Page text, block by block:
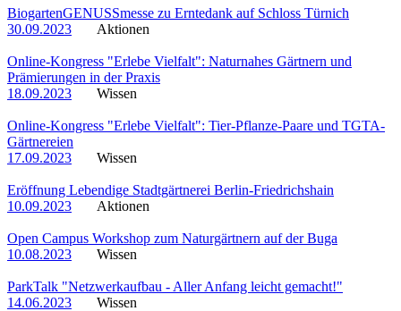
BiogartenGENUSSmesse zu Erntedank auf Schloss Türnich
30.09.2023
Aktionen
Online-Kongress "Erlebe Vielfalt": Naturnahes Gärtnern und
Prämierungen in der Praxis
18.09.2023
Wissen
Online-Kongress "Erlebe Vielfalt": Tier-Pflanze-Paare und TGTA-
Gärtnereien
17.09.2023
Wissen
Eröffnung Lebendige Stadtgärtnerei Berlin-Friedrichshain
10.09.2023
Aktionen
Open Campus Workshop zum Naturgärtnern auf der Buga
10.08.2023
Wissen
ParkTalk "Netzwerkaufbau - Aller Anfang leicht gemacht!"
14.06.2023
Wissen